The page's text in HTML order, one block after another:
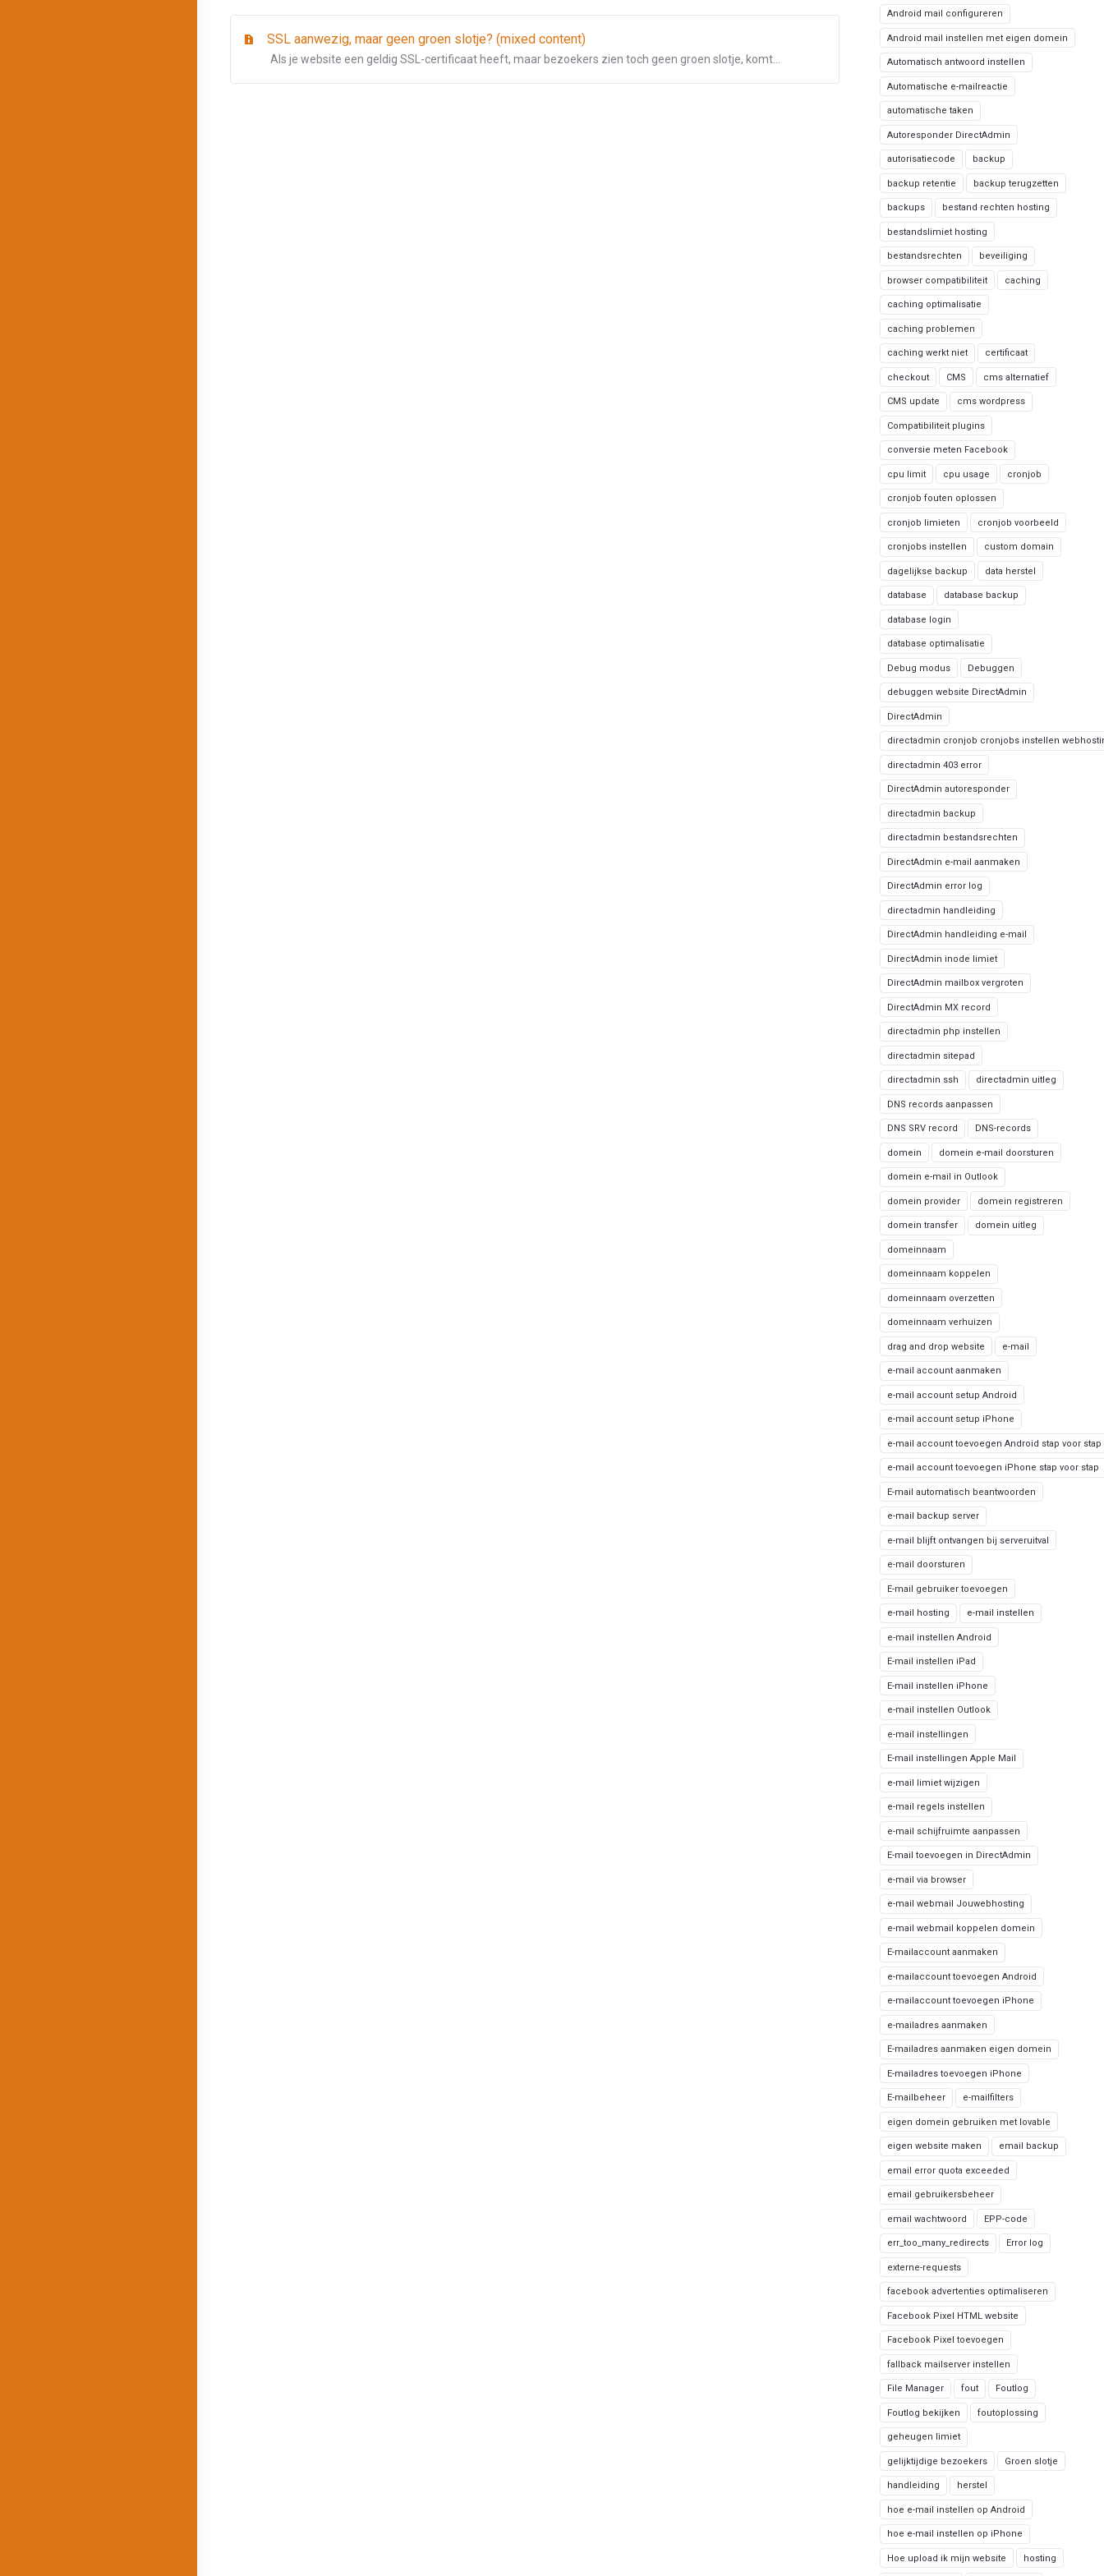
SSL aanwezig, maar geen groen slotje? (mixed content)
Als je website een geldig SSL-certificaat heeft, maar bezoekers zien toch geen groen slotje, komt...
Android mail configureren
Android mail instellen met eigen domein
Automatisch antwoord instellen
Automatische e-mailreactie
automatische taken
Autoresponder DirectAdmin
autorisatiecode backup
backup retentie backup terugzetten
backups bestand rechten hosting
bestandslimiet hosting
bestandsrechten beveiliging
browser compatibiliteit caching
caching optimalisatie
caching problemen
caching werkt niet certificaat
checkout CMS cms alternatief
CMS update cms wordpress
Compatibiliteit plugins
conversie meten Facebook
cpu limit cpu usage cronjob
cronjob fouten oplossen
cronjob limieten cronjob voorbeeld
cronjobs instellen custom domain
dagelijkse backup data herstel
database database backup
database login
database optimalisatie
Debug modus Debuggen
debuggen website DirectAdmin
DirectAdmin
directadmin cronjob cronjobs instellen
directadmin 403 error
DirectAdmin autoresponder
directadmin backup
directadmin bestandsrechten
DirectAdmin e-mail aanmaken
DirectAdmin error log
directadmin handleiding
DirectAdmin handleiding e-mail
DirectAdmin inode limiet
DirectAdmin mailbox vergroten
DirectAdmin MX record
directadmin php instellen
directadmin sitepad
directadmin ssh directadmin uitleg
DNS records aanpassen
DNS SRV record DNS-records
domein domein e-mail doorsturen
domein e-mail in Outlook
domein provider domein registreren
domein transfer domein uitleg
domeinnaam
domeinnaam koppelen
domeinnaam overzetten
domeinnaam verhuizen
drag and drop website e-mail
e-mail account aanmaken
e-mail account setup Android
e-mail account setup iPhone
e-mail account toevoegen Android stap voor stap
e-mail account toevoegen iPhone stap voor stap
E-mail automatisch beantwoorden
e-mail backup server
e-mail blijft ontvangen bij serveruitval
e-mail doorsturen
E-mail gebruiker toevoegen
e-mail hosting e-mail instellen
e-mail instellen Android
E-mail instellen iPad
E-mail instellen iPhone
e-mail instellen Outlook
e-mail instellingen
E-mail instellingen Apple Mail
e-mail limiet wijzigen
e-mail regels instellen
e-mail schijfruimte aanpassen
E-mail toevoegen in DirectAdmin
e-mail via browser
e-mail webmail Jouwebhosting
e-mail webmail koppelen domein
E-mailaccount aanmaken
e-mailaccount toevoegen Android
e-mailaccount toevoegen iPhone
e-mailadres aanmaken
E-mailadres aanmaken eigen domein
E-mailadres toevoegen iPhone
E-mailbeheer e-mailfilters
eigen domein gebruiken met lovable
eigen website maken email backup
email error quota exceeded
email gebruikersbeheer
email wachtwoord EPP-code
err_too_many_redirects Error log
externe-requests
facebook advertenties optimaliseren
Facebook Pixel HTML website
Facebook Pixel toevoegen
fallback mailserver instellen
File Manager fout Foutlog
Foutlog bekijken foutoplossing
geheugen limiet
gelijktijdige bezoekers Groen slotje
handleiding herstel
hoe e-mail instellen op Android
hoe e-mail instellen op iPhone
Hoe upload ik mijn website hosting